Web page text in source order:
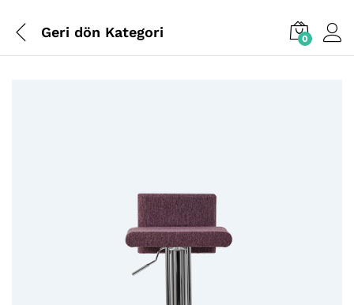
Geri dön Kategori 0